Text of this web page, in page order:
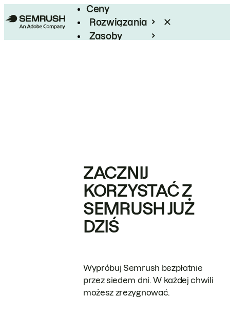
Ceny
Rozwiązania
Zasoby
ZACZNIJ
KORZYSTAĆ Z
SEMRUSH JUŻ
DZIŚ
Wypróbuj Semrush bezpłatnie
przez siedem dni. W każdej chwili
możesz zrezygnować.